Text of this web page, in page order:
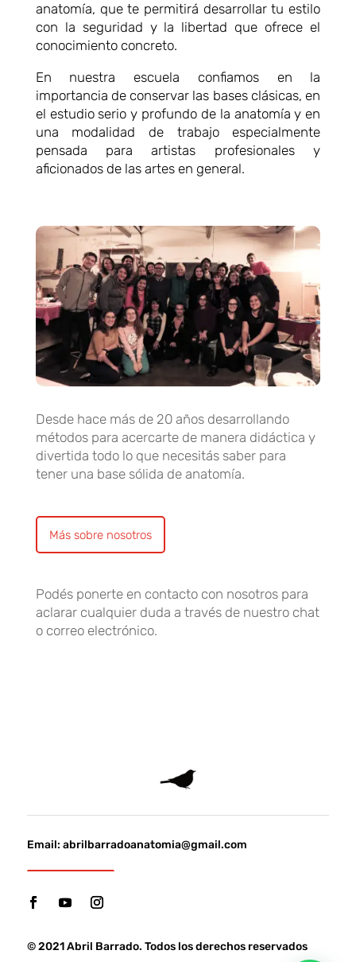
anatomía, que te permitirá desarrollar tu estilo
con la seguridad y la libertad que ofrece el
conocimiento concreto.
En nuestra escuela confiamos en la
importancia de conservar las bases clásicas, en
el estudio serio y profundo de la anatomía y en
una modalidad de trabajo especialmente
pensada para artistas profesionales y
aficionados de las artes en general.
Desde hace más de 20 años desarrollando
métodos para acercarte de manera didáctica y
divertida todo lo que necesitás saber para
tener una base sólida de anatomía.
Más sobre nosotros
Podés ponerte en contacto con nosotros para
aclarar cualquier duda a través de nuestro chat
o correo electrónico.
Email: abrilbarradoanatomia@gmail.com
© 2021 Abril Barrado. Todos los derechos reservados